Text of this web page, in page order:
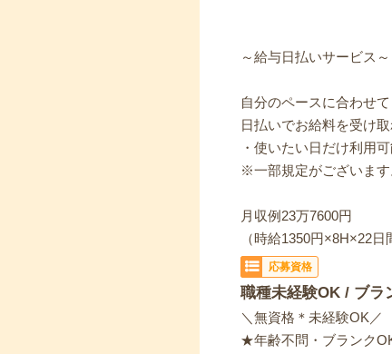
～給与日払いサービス～
自分のペースに合わせて
日払いでお給料を受け取
・使いたい日だけ利用
※一部規定がございます
月収例23万7600円
（時給1350円×8H×22日
応募資格
職種未経験OK / ブラ
＼無資格＊未経験OK／
★年齢不問・ブランク